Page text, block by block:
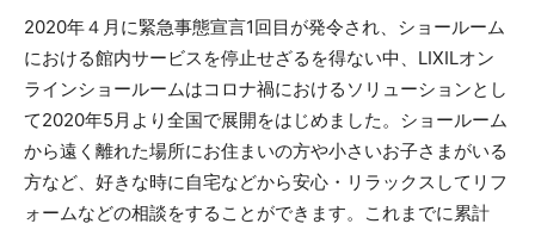
2020年４月に緊急事態宣言1回目が発令され、ショールーム
における館内サービスを停止せざるを得ない中、LIXILオン
ラインショールームはコロナ禍におけるソリューションとし
て2020年5月より全国で展開をはじめました。ショールーム
から遠く離れた場所にお住まいの方や小さいお子さまがいる
方など、好きな時に自宅などから安心・リラックスしてリフ
ォームなどの相談をすることができます。これまでに累計